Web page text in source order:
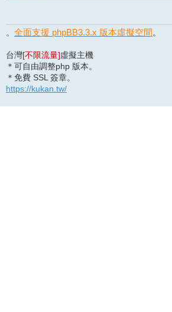
。 全面支援 phpBB3.3.x 版本虛擬空間。
台灣[不限流量]虛擬主機
＊可自由調整php 版本。
＊免費 SSL 簽章。
https://kukan.tw/